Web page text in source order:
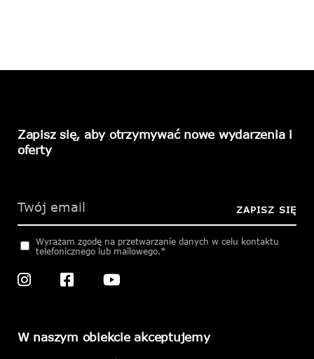
Zapisz się, aby otrzymywać nowe wydarzenia i
oferty
this
ZAPISZ SIĘ
Wyrażam zgodę na przetwarzanie danych w celu kontaktu
telefonicznego lub mailowego.*
W naszym obiekcie akceptujemy